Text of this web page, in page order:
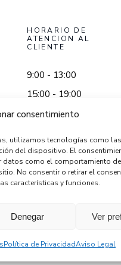
consentimiento
utilizamos tecnologías como
del dispositivo. El
como el comportamiento
No consentir o retirar el
características y funciones.
Denegar Ver
Política de PrivacidadAviso Legal
HORARIO DE
ATENCION AL
CLIENTE
9:00 - 13:00
15:00 - 19:00